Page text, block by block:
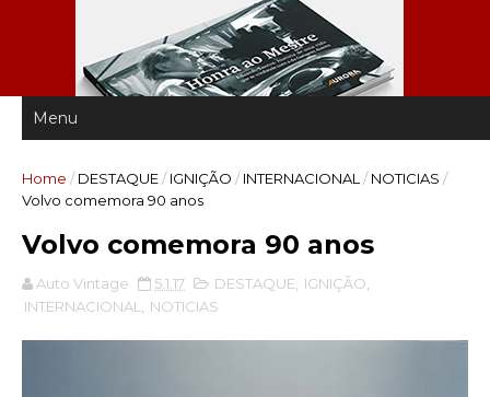
Home / DESTAQUE/ IGNIÇÃO / INTERNACIONAL / NOTICIAS /
Volvo comemora 90 anos
Volvo comemora 90 anos
Auto Vintage 5.1.17 DESTAQUE IGNIÇÃO
INTERNACIONAL
NOTICIAS